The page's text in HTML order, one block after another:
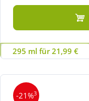
295 ml für 21,99 €
-21%3